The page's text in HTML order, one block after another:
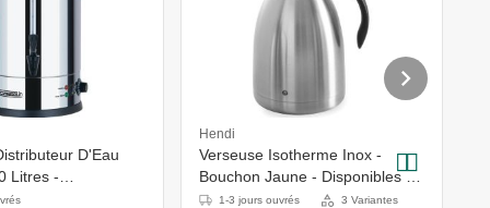
D'Eau
Litres -
Hendi
Verseuse Isotherme Inox -
Bouchon Jaune - Disponibles en
3 Tailles
1-3 jours ouvrés 3 Variantes